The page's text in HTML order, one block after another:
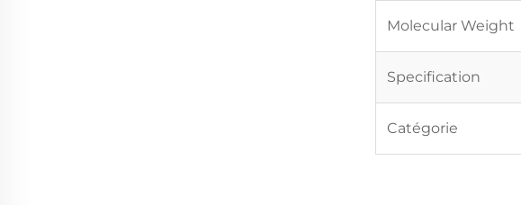
Molecular Weight
Specification
Catégorie